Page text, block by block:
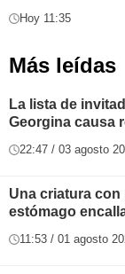
Hoy 11:35
Más leídas
La lista de
Georgina causa
22:47 / 03 agosto
Una criatura con
estómago
11:53 / 01 agosto